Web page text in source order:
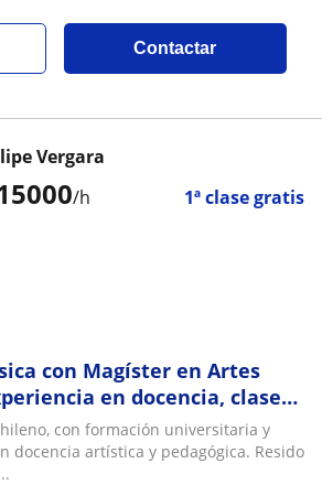
Contactar
/h 1ª clase gratis
Vergara
con Magíster en Artes
en docencia, clases
con formación universitaria y
docencia artística y pedagógica. Resido